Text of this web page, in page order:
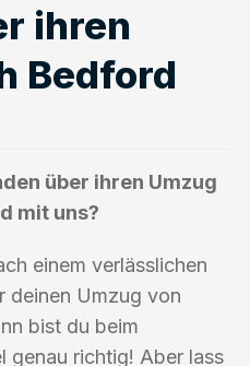
ihren
Bedford
über ihren Umzug
mit uns?
einem verlässlichen
deinen Umzug von
bist du beim
genau richtig! Aber lass